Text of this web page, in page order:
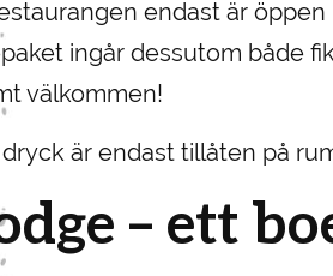
endast är
ingår dessutom både
välkommen!
är endast tillåten på
– ett